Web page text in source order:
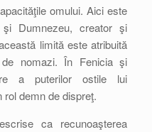
omului. Aici este
Dumnezeu, creator şi
limită este atribuită
nomazi. În Fenicia şi
a puterilor ostile lui
rol demn de dispreţ.
ca recunoaşterea